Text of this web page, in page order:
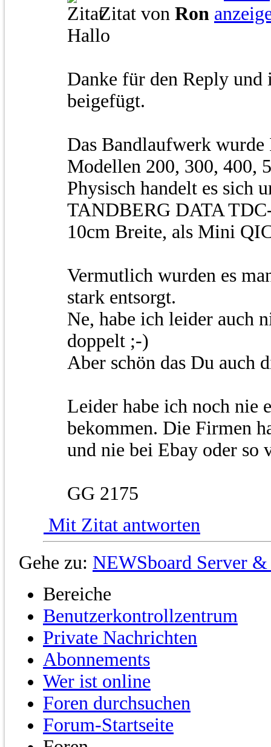
Zitat von Ron
Hallo
Danke für den Reply und
beigefügt.
Das Bandlaufwerk
Modellen 200, 300, 400,
Physisch handelt es sich
TANDBERG DATA
10cm Breite, als Mini
Vermutlich wurden es
stark entsorgt.
Ne, habe ich leider auch
doppelt ;-)
Aber schön das Du auch
Leider habe ich noch nie
bekommen. Die Firmen
und nie bei Ebay oder so
GG 2175
Mit Zitat antworten
Gehe zu: NEWSboard Server
Bereiche
Benutzerkontrollzentrum
Private Nachrichten
Abonnements
Wer ist online
Foren durchsuchen
Forum-Startseite